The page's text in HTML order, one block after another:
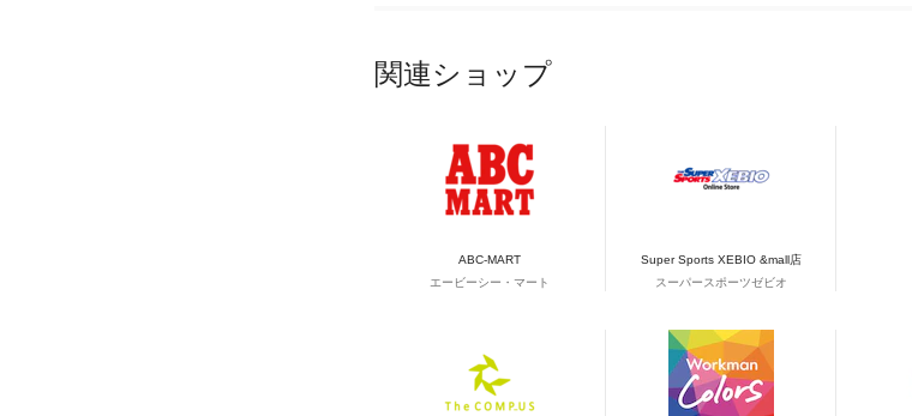
関連ショップ
ABC-MART
エービーシー・マート
Super Sports XEBIO &mall店
スーパースポーツゼビオ